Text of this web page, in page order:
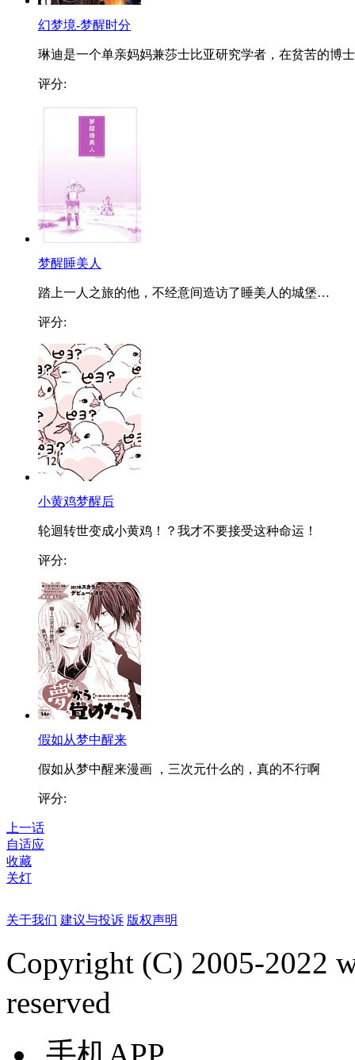
幻梦境-梦醒时分
琳迪是一个单亲妈妈兼莎士比亚研究学者，在贫苦的博
评分:
梦醒睡美人
踏上一人之旅的他，不经意间造访了睡美人的城堡…
评分:
小黄鸡梦醒后
轮迴转世变成小黄鸡！？我才不要接受这种命运！
评分:
假如从梦中醒来
假如从梦中醒来漫画 ，三次元什么的，真的不行啊
评分:
上一话
自适应
收藏
关灯
关于我们 建议与投诉 版权声明
Copyright (C) 2005-2022
reserved